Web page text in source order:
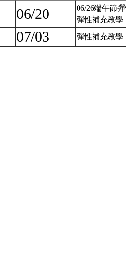
06/20
06/26端午節
彈性補充教
07/03 彈性補充教